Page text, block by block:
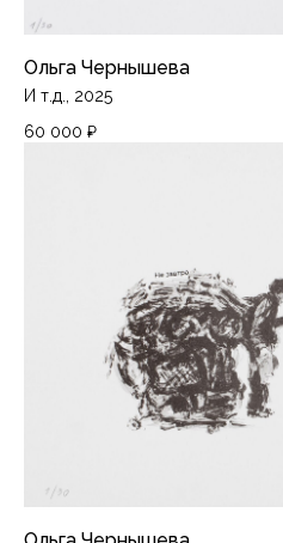
Ольга Чернышева
И т.д., 2025
60 000 ₽